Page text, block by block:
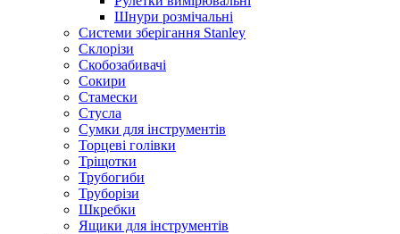
Шнури розмічальні
Системи зберігання Stanley
Склорізи
Скобозабивачі
Сокири
Стамески
Стусла
Сумки для інструментів
Торцеві голівки
Тріщотки
Трубогиби
Труборізи
Шкребки
Ящики для інструментів